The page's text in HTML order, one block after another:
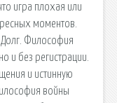
игра плохая или
моментов.
Долг. Философия
и без регистрации.
и истинную
войны